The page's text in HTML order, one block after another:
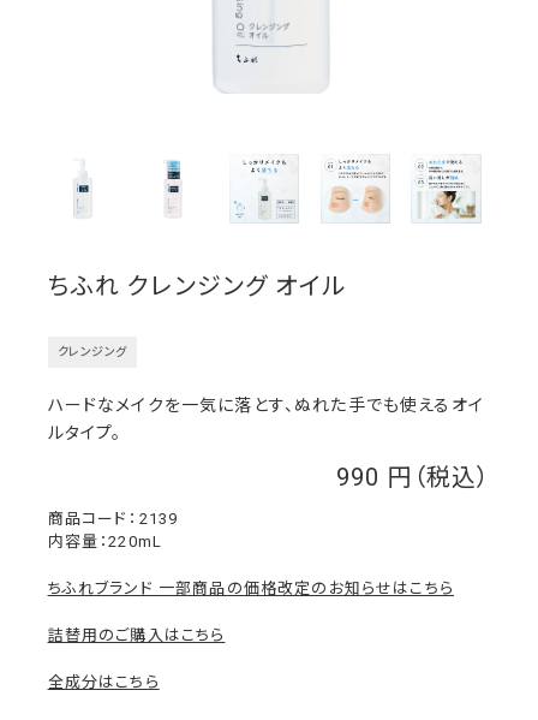
ちふれ クレンジング オイル
クレンジング
990
2139
ハードなメイクを一気に落とす、ぬれた手でも使えるオイ
ルタイプ。
内容量：220mL
ちふれブランド 一部商品の価格改定のお知らせはこちら
詰替用のご購入はこちら
全成分はこちら